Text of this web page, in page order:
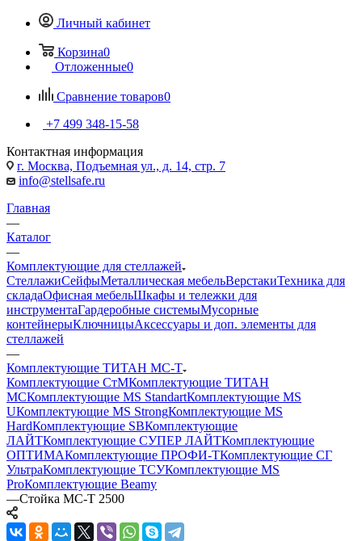
Личный кабинет
Корзина0
Отложенные0
Сравнение товаров0
+7 499 348-15-58
Контактная информация
г. Москва, Подъемная ул., д. 14, стр. 7
info@stellsafe.ru
Главная
—
Каталог
—
Комплектующие для стеллажей
СтеллажиСейфыМеталлическая мебельВерстакиТехника для
складаОфисная мебельШкафы и тележки для
инструментаГардеробные системыМусорные
контейнерыКлючницыАксессуары и доп. элементы для
стеллажей
—
Комплектующие ТИТАН МС-Т
Комплектующие СтМКомплектующие ТИТАН
МСКомплектующие MS StandartКомплектующие MS
UКомплектующие MS StrongКомплектующие MS
HardКомплектующие SBКомплектующие
ЛАЙТКомплектующие СУПЕР ЛАЙТКомплектующие
ОПТИМАКомплектующие ПРОФИ-ТКомплектующие СГ
УльтраКомплектующие ТСУКомплектующие MS
ProКомплектующие Beamy
—Стойка МС-Т 2500